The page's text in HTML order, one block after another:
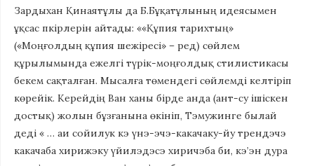
Зардыхан Қинаятұлы да Б.Бұқатұлының идеясымен
ұқсас пкірлерін айтады: ««Құпия тарихтың»
(«Моңғолдың құпия шежіресі» – ред) сөйлем
құрылымында ежелгі түрік-моңғолдық стилистикасы
бекем сақталған. Мысалға төмендегі сөйлемді келтіріп
көрейік. Керейдің Ван ханы бірде анда (ант-су ішіскен
достық) жолын бұзғанына өкініп, Тэмужинге былай
деді « … аи сойилук кэ үнэ-эчэ-какачаку-йу трендэчэ
какачаба хирижэку үйилэдэсэ хиричэба би, кэ’эн дура